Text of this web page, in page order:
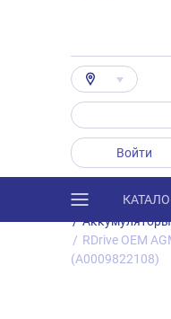
Войти
Каталог /
/
/ RDrive OEM
(A0009822108)